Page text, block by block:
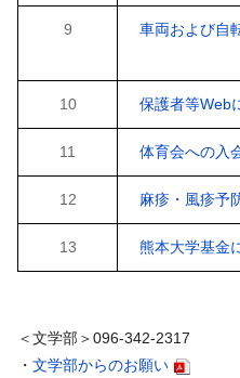
9 車両および自
10 保護者等Web
11 体育会への入
12 麻疹・風疹予
13 熊本大学基金
＜文学部＞096-342-2317
・ 文学部からのお願い